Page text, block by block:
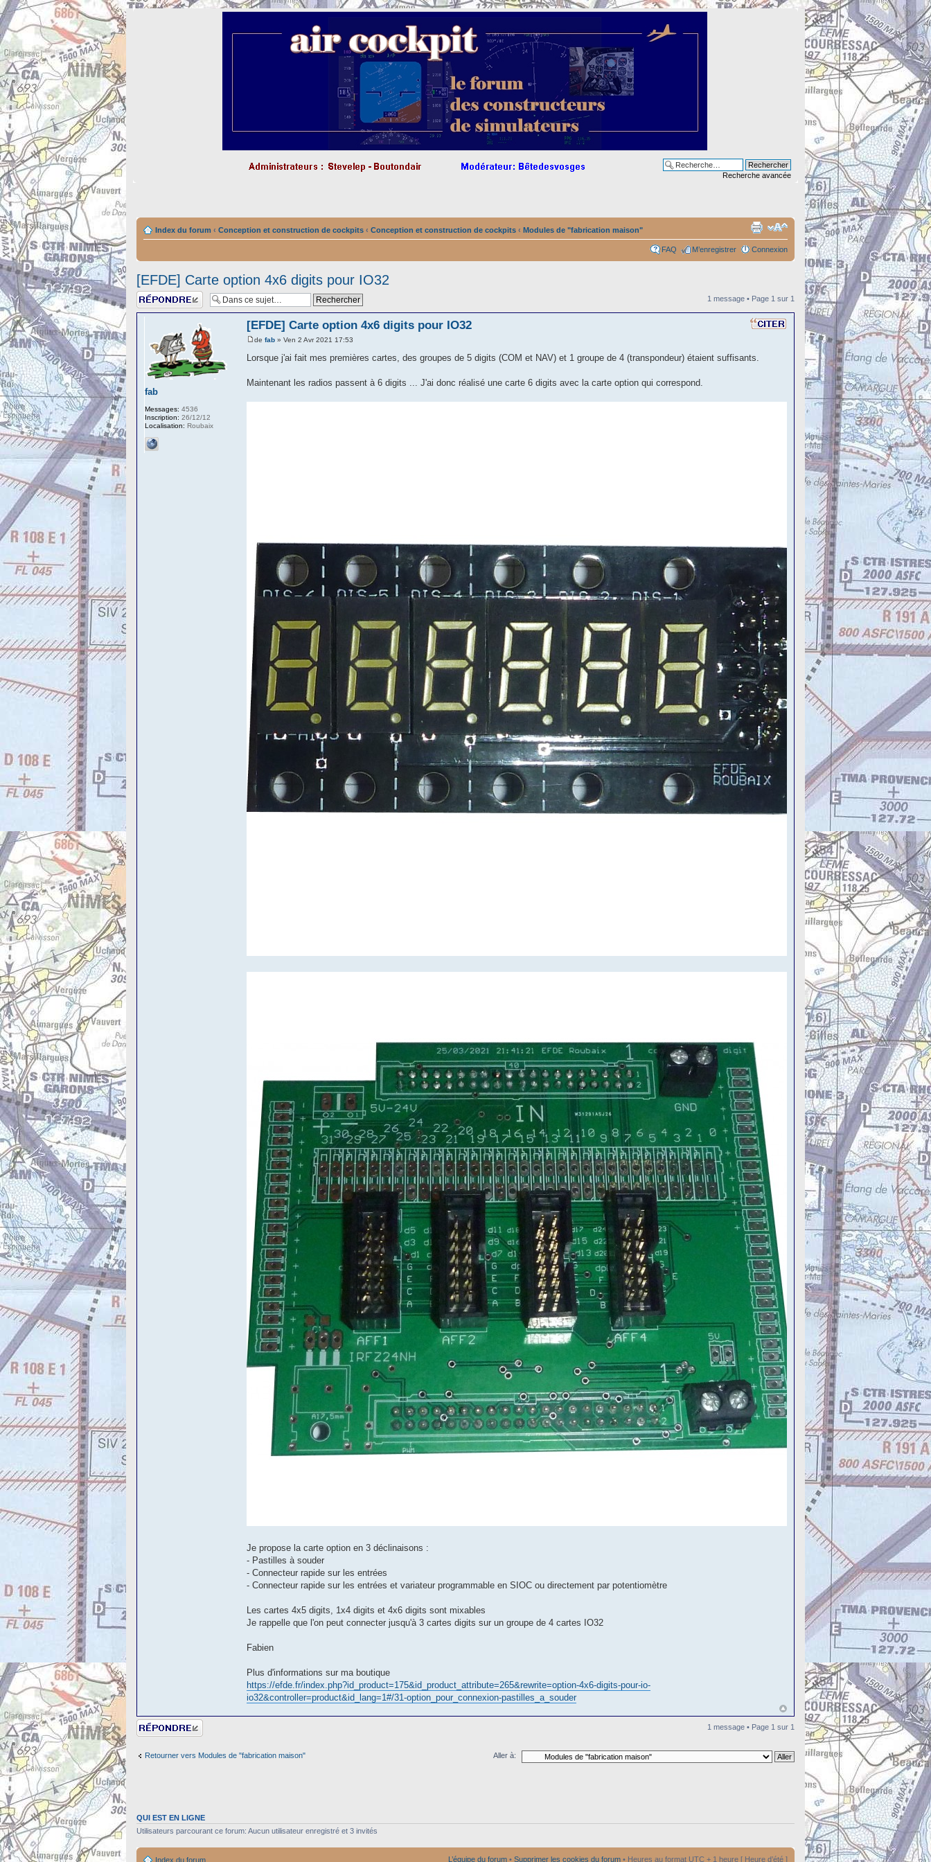
Recherche avancée
Index du forum ‹ Conception et construction de cockpits ‹ Conception et construction de cockpits ‹ Modules de "fabrication maison"
FAQ M’enregistrer Connexion
[EFDE] Carte option 4x6 digits pour IO32
Répondre 1 message • Page 1 sur 1
[EFDE] Carte option 4x6 digits pour IO32
defab » Ven 2 Avr 2021 17:53
Lorsque j'ai fait mes premières cartes, des groupes de 5 digits (COM et NAV) et 1 groupe de 4 (transpondeur) étaient suffisants.
Maintenant les radios passent à 6 digits ... J'ai donc réalisé une carte 6 digits avec la carte option qui correspond.
Je propose la carte option en 3 déclinaisons :
- Pastilles à souder
- Connecteur rapide sur les entrées
- Connecteur rapide sur les entrées et variateur programmable en SIOC ou directement par potentiomètre
Les cartes 4x5 digits, 1x4 digits et 4x6 digits sont mixables
Je rappelle que l'on peut connecter jusqu'à 3 cartes digits sur un groupe de 4 cartes IO32
Fabien
Plus d'informations sur ma boutique
https://efde.fr/index.php?id_product=175&id_product_attribute=265&rewrite=option-4x6-digits-pour-io-
io32&controller=product&id_lang=1#/31-option_pour_connexion-pastilles_a_souder
fab
Messages: 4536
Inscription: 26/12/12
Localisation: Roubaix
Répondre 1 message • Page 1 sur 1
Retourner vers Modules de "fabrication maison" Aller à:
QUI EST EN LIGNE
Utilisateurs parcourant ce forum: Aucun utilisateur enregistré et 3 invités
Index du forum L’équipe du forum • Supprimer les cookies du forum • Heures au format UTC + 1 heure [ Heure d’été ]